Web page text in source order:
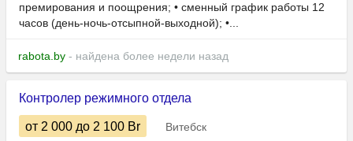
премирования и поощрения; • сменный график работы 12
часов (день-ночь-отсыпной-выходной); •...
rabota.by - найдена более недели назад
Контролер режимного отдела
от 2 000 до 2 100 Br
Витебск